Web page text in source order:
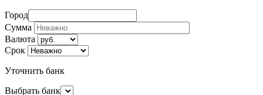
Город
Сумма
Валюта
Срок
Уточнить банк
Выбрать банк